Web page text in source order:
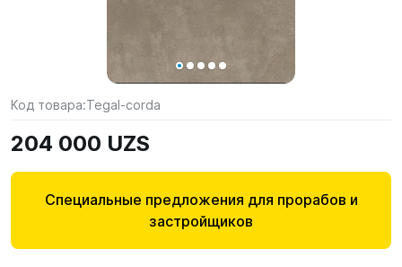
Код товара:Tegal-corda
204 000 UZS
Специальные предложения для прорабов и
застройщиков